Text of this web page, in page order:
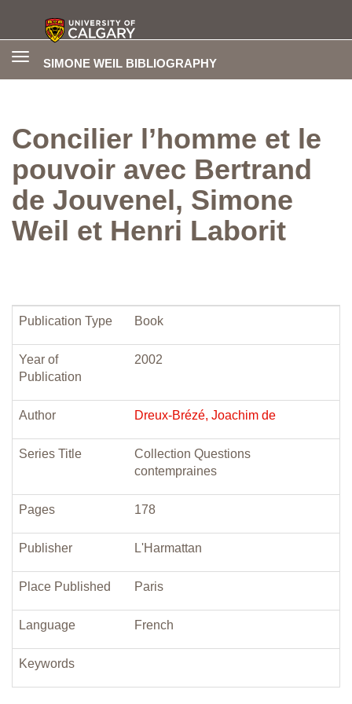
SIMONE WEIL BIBLIOGRAPHY
Toggle
Concilier l’homme et le
pouvoir avec Bertrand
de Jouvenel, Simone
Weil et Henri Laborit
Publication Type Book
Year of
Publication
2002
Author Dreux-Brézé, Joachim de
Series Title
Collection Questions
contempraines
Pages 178
Publisher L'Harmattan
Place Published Paris
Language French
Keywords